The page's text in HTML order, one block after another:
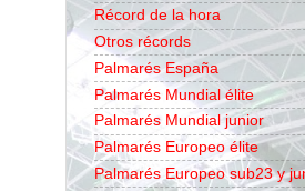
Récord de la hora
Otros récords
Palmarés España
Palmarés Mundial élite
Palmarés Mundial junior
Palmarés Europeo élite
Palmarés Europeo sub23 y